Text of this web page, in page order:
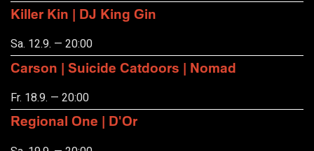
Killer Kin | DJ King Gin
Sa. 12.9. — 20:00
Carson | Suicide Catdoors | Nomad
Fr. 18.9. — 20:00
Regional One | D'Or